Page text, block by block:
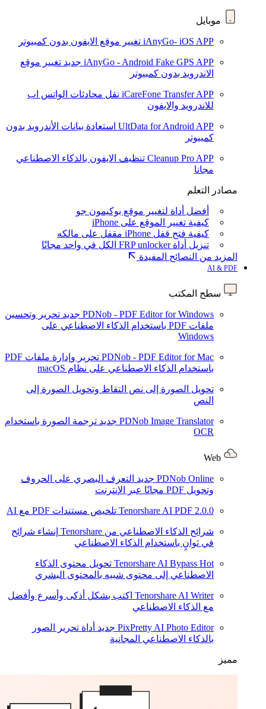
موبايل
iAnyGo- iOS APP تغيير موقع الايفون بدون كمبيوتر
iAnyGo - Android Fake GPS APP جديد تغيير موقع
الاندرويد بدون كمبيوتر
iCareFone Transfer APP نقل محادثات الواتس اب
للاندرويد والايفون
UltData for Android APP استعادة بيانات الأندرويد بدون
كمبيوتر
Cleanup Pro APP تنظيف الايفون بالذكاء الاصطناعي
مجانا
مصادر التعلم
أفضل أداة لتغيير موقع بوكيمون جو
كيفية تغيير الموقع على iPhone
كيفية فتح قفل iPhone مقفل على مالكه
تنزيل أداة FRP unlocker الكل في واحد مجانًا
المزيد من النصائح المفيدة
AI & PDF
سطح المكتب
PDNob - PDF Editor for Windows جديد تحرير وتحسين
ملفات PDF باستخدام الذكاء الاصطناعي على
Windows
PDNob - PDF Editor for Mac
تحرير وإدارة ملفات PDF
باستخدام الذكاء الاصطناعي على نظام macOS
تحويل الصورة إلى نص التقاط وتحويل الصورة إلى
النص
PDNob Image Translator جديد ترجمة الصورة باستخدام
OCR
PDNob Online جديد التعرف البصري على الحروف
وتحويل PDF مجانًا عبر الإنترنت
Tenorshare AI PDF 2.0.0 تلخيص مستندات PDF مع AI
شرائح الذكاء الاصطناعي من Tenorshare
إنشاء شرائح
في ثوانٍ باستخدام الذكاء الاصطناعي
Tenorshare AI Bypass Hot
تحويل محتوى الذكاء
الاصطناعي إلى محتوى شبيه بالمحتوى البشري
Tenorshare AI Writer اكتب بشكل أذكى وأسرع وأفضل
مع الذكاء الاصطناعي
PixPretty AI Photo Editor جديد أداة تحرير الصور
بالذكاء الاصطناعي المجانية
مميز